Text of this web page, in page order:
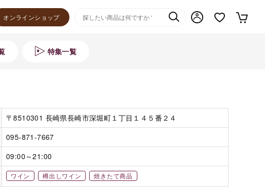
オンラインショップ
特集一覧
〒8510301 長崎県長崎市深堀町１丁目１４５番２４
095-871-7667
09:00～21:00
ワイン 樽出しワイン 焼きたて商品